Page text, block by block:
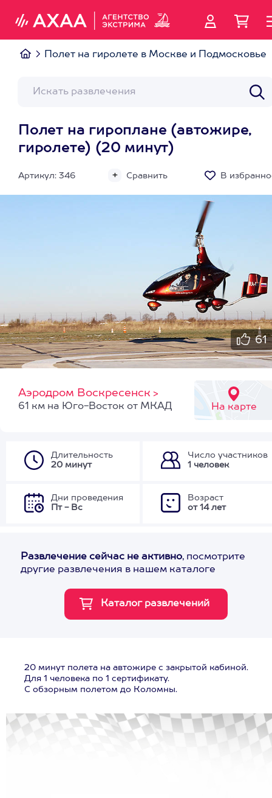
Полет на гиролете в Москве и Подмосковье
Полет на гироплане (автожире,
гиролете) (20 минут)
Артикул: 346 Сравнить В
61
Аэродром Воскресенск >
На карте
61 км на Юго-Восток от МКАД
Длительность
20 минут
Число участников
1 человек
Дни проведения
Пт - Вс
Возраст
от 14 лет
Развлечение сейчас не активно, посмотрите
другие развлечения в нашем каталоге
20 минут полета на автожире с закрытой кабиной.
Для 1 человека по 1 сертификату.
С обзорным полетом до Коломны.